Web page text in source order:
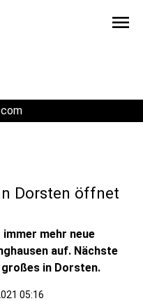
menu
Dorsten öffnet
mehr neue
auf. Nächste
in Dorsten.
05:16